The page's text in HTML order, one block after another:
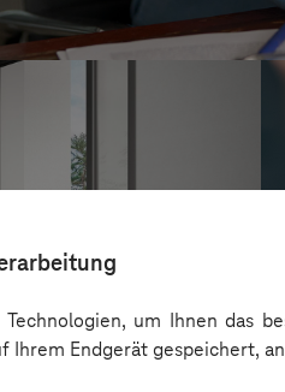
um Ihnen das
Ihrem Endgerät gespeichert,